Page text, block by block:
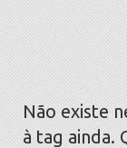
Não existe
à tag ainda.